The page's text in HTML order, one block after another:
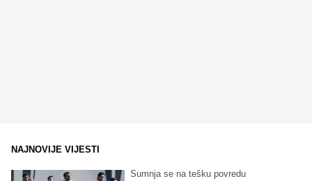
NAJNOVIJE VIJESTI
Sumnja se na tešku povredu